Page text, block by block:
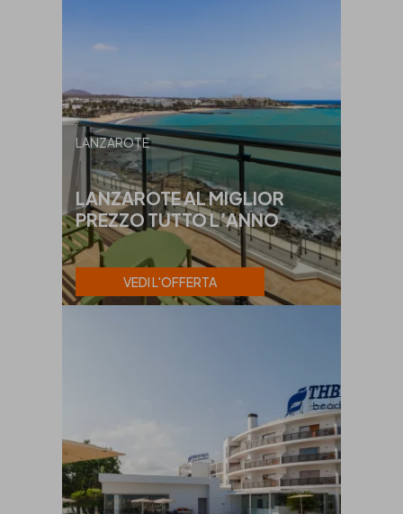
LANZAROTE
LANZAROTE AL MIGLIOR
PREZZO TUTTO L’ANNO
VEDI L'OFFERTA